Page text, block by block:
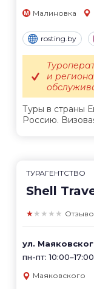
Малиновка
rosting.by
Туры в страны
Россию.
и
ТУРАГЕНТСТВО
Shell
★★★★★
ул.
пн-пт: 10:00–17:00
Маяковского